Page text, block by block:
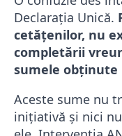
Declarația Unică.
cetățenilor, nu
completării
sumele obținute
Aceste sume nu
inițiativă și nici